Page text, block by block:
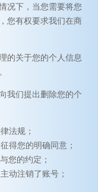
况下，当您需要将您
您有权要求我们在商
的关于您的个人信息
我们提出删除您的个
法规；
得您的明确同意；
您的约定；
动注销了账号；